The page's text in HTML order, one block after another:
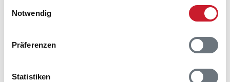
Notwendig
Präferenzen
Statistiken
Bitte beachten Sie, dass sich bei Änderungen des
Hausbeschreibung und/oder der Ausstattung ergeben
können.